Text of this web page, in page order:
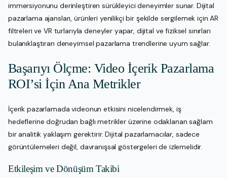
immersiyonunu derinleştiren sürükleyici deneyimler sunar. Dijital
pazarlama ajansları, ürünleri yenilikçi bir şekilde sergilemek için AR
filtreleri ve VR turlarıyla deneyler yapar, dijital ve fiziksel sınırları
bulanıklaştıran deneyimsel pazarlama trendlerine uyum sağlar.
Başarıyı Ölçme: Video İçerik Pazarlama
ROI’si İçin Ana Metrikler
İçerik pazarlamada videonun etkisini nicelendirmek, iş
hedeflerine doğrudan bağlı metrikler üzerine odaklanan sağlam
bir analitik yaklaşım gerektirir. Dijital pazarlamacılar, sadece
görüntülemeleri değil, davranışsal göstergeleri de izlemelidir.
Etkileşim ve Dönüşüm Takibi